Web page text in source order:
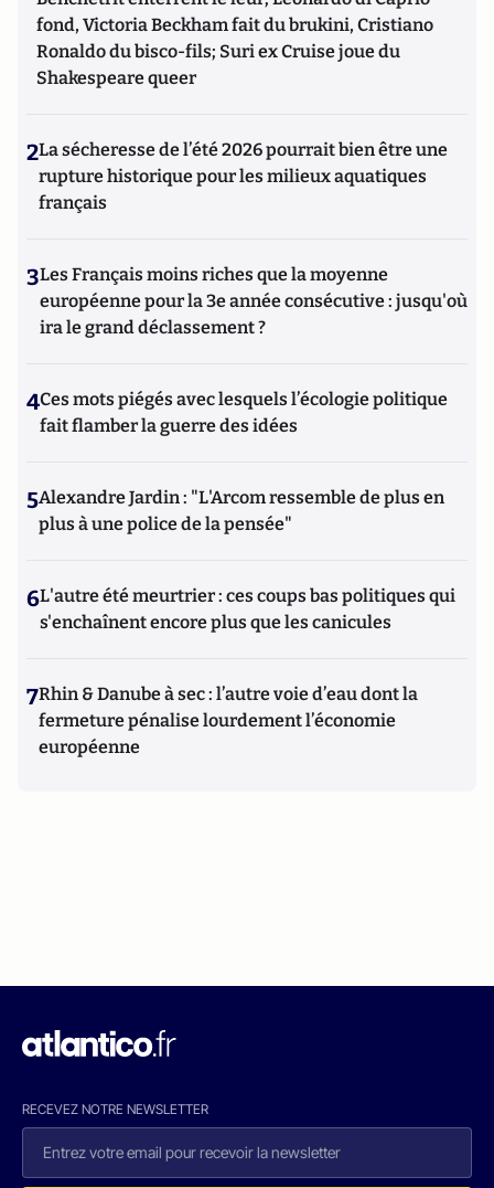
fond, Victoria Beckham fait du brukini, Cristiano
Ronaldo du bisco-fils; Suri ex Cruise joue du
Shakespeare queer
2La sécheresse de l’été 2026 pourrait bien être une
rupture historique pour les milieux aquatiques
français
3Les Français moins riches que la moyenne
européenne pour la 3e année consécutive : jusqu'où
ira le grand déclassement ?
4Ces mots piégés avec lesquels l’écologie politique
fait flamber la guerre des idées
5Alexandre Jardin : "L'Arcom ressemble de plus en
plus à une police de la pensée"
6L'autre été meurtrier : ces coups bas politiques qui
s'enchaînent encore plus que les canicules
7Rhin & Danube à sec : l’autre voie d’eau dont la
fermeture pénalise lourdement l’économie
européenne
RECEVEZ NOTRE NEWSLETTER